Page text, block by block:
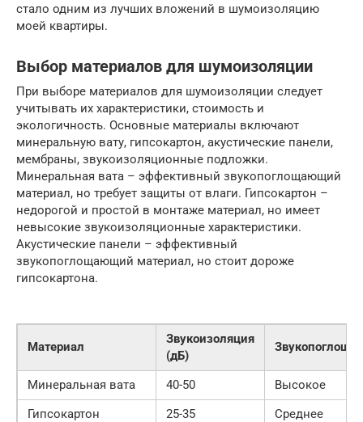
стало одним из лучших вложений в шумоизоляцию
моей квартиры.
Выбор материалов для шумоизоляции
При выборе материалов для шумоизоляции следует
учитывать их характеристики, стоимость и
экологичность. Основные материалы включают
минеральную вату, гипсокартон, акустические панели,
мембраны, звукоизоляционные подложки.
Минеральная вата – эффективный звукопоглощающий
материал, но требует защиты от влаги. Гипсокартон –
недорогой и простой в монтаже материал, но имеет
невысокие звукоизоляционные характеристики.
Акустические панели – эффективный
звукопоглощающий материал, но стоит дороже
гипсокартона.
Материал
Звукоизоляция
(дБ)
Минеральная вата 40-50
Высокое
Гипсокартон
25-35
Среднее